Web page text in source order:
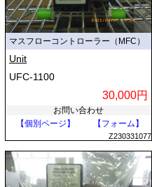
マスフローコントローラー（MFC）
Unit
UFC-1100
30,000円
お問い合わせ
【個別ページ】
【フォーム】
Z230331077